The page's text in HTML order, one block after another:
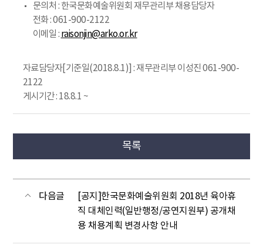
문의처 : 한국문화예술위원회 재무관리부 채용담당자
전화 : 061-900-2122
이메일 : raisonjin@arko.or.kr
자료담당자[기준일(2018.8.1)] : 재무관리부 이성진 061-900-
2122
게시기간 : 18.8.1 ~
목록
다음글
[공지]한국문화예술위원회 2018년 육아휴
직 대체인력(일반행정/공연지원부) 공개채
용 채용계획 변경사항 안내